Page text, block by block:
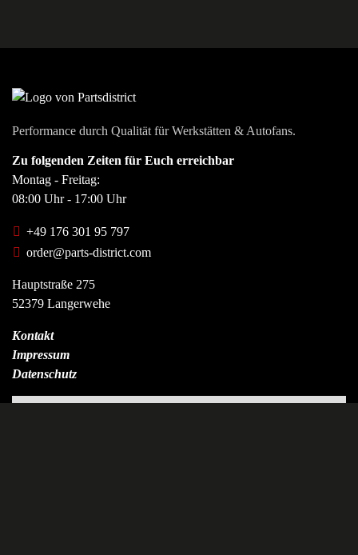
Performance durch Qualität für Werkstätten & Autofans.
Zu folgenden Zeiten für Euch erreichbar
Montag - Freitag:
08:00 Uhr - 17:00 Uhr
+49 176 301 95 797
order@parts-district.com
Hauptstraße 275
52379 Langerwehe
Kontakt
Impressum
Datenschutz